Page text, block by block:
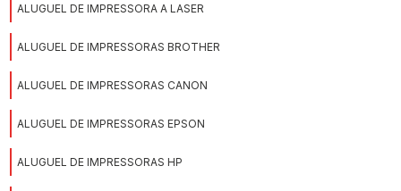
ALUGUEL DE IMPRESSORA A LASER
ALUGUEL DE IMPRESSORAS BROTHER
ALUGUEL DE IMPRESSORAS CANON
ALUGUEL DE IMPRESSORAS EPSON
ALUGUEL DE IMPRESSORAS HP